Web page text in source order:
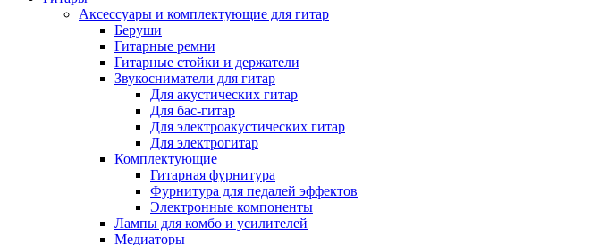
Аксессуары и комплектующие для гитар
Беруши
Гитарные ремни
Гитарные стойки и держатели
Звукосниматели для гитар
Для акустических гитар
Для бас-гитар
Для электроакустических гитар
Для электрогитар
Комплектующие
Гитарная фурнитура
Фурнитура для педалей эффектов
Электронные компоненты
Лампы для комбо и усилителей
Медиаторы